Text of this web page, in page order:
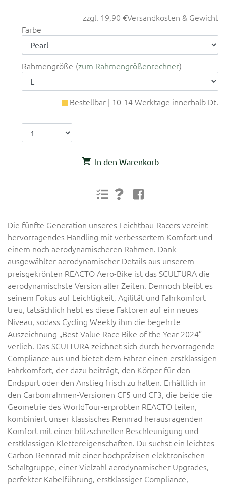
zzgl. 19,90 €Versandkosten & Gewicht
Farbe
Rahmengröße zum Rahmengrößenrechner
Bestellbar | 10-14 Werktage innerhalb Dt.
In den Warenkorb
Die fünfte Generation unseres Leichtbau-Racers vereint
hervorragendes Handling mit verbessertem Komfort und
einem noch aerodynamischeren Rahmen. Dank
ausgewählter aerodynamischer Details aus unserem
preisgekrönten REACTO Aero-Bike ist das SCULTURA die
aerodynamischste Version aller Zeiten. Dennoch bleibt es
seinem Fokus auf Leichtigkeit, Agilität und Fahrkomfort
treu, tatsächlich hebt es diese Faktoren auf ein neues
Niveau, sodass Cycling Weekly ihm die begehrte
Auszeichnung „Best Value Race Bike of the Year 2024”
verlieh. Das SCULTURA zeichnet sich durch hervorragende
Compliance aus und bietet dem Fahrer einen erstklassigen
Fahrkomfort, der dazu beiträgt, den Körper für den
Endspurt oder den Anstieg frisch zu halten. Erhältlich in
den Carbonrahmen-Versionen CF5 und CF3, die beide die
Geometrie des WorldTour-erprobten REACTO teilen,
kombiniert unser klassisches Rennrad herausragenden
Komfort mit einer blitzschnellen Beschleunigung und
erstklassigen Klettereigenschaften. Du suchst ein leichtes
Carbon-Rennrad mit einer hochpräzisen elektronischen
Schaltgruppe, einer Vielzahl aerodynamischer Upgrades,
perfekter Kabelführung, erstklassiger Compliance,